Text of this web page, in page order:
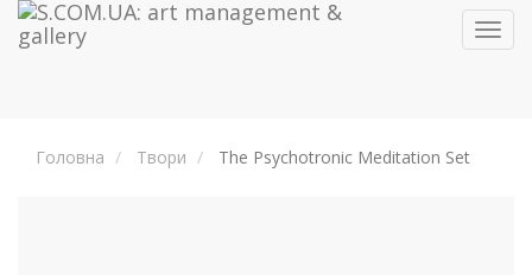
Головна Твори The Psychotronic Meditation Set